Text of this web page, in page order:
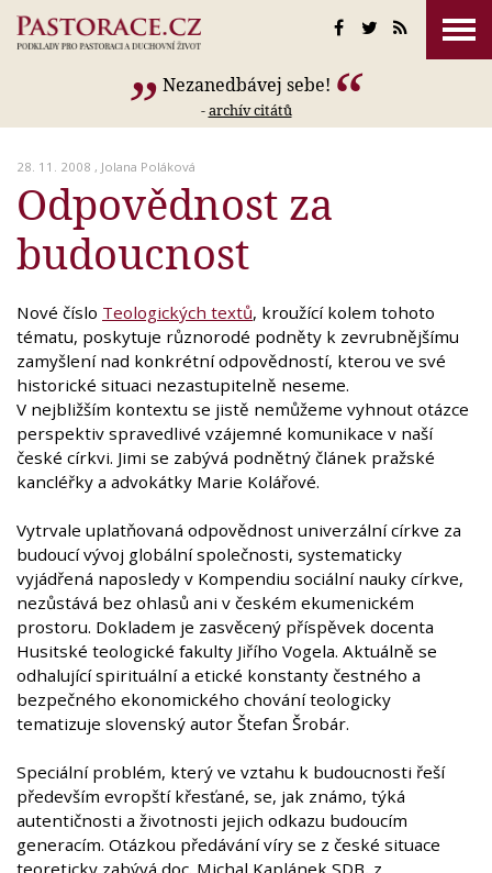
Nezanedbávej sebe!
-archív citátů
28. 11. 2008 , Jolana Poláková
Odpovědnost za
budoucnost
Nové číslo Teologických textů, kroužící kolem tohoto
tématu, poskytuje různorodé podněty k zevrubnějšímu
zamyšlení nad konkrétní odpovědností, kterou ve své
historické situaci nezastupitelně neseme.
V nejbližším kontextu se jistě nemůžeme vyhnout otázce
perspektiv spravedlivé vzájemné komunikace v naší
české církvi. Jimi se zabývá podnětný článek pražské
kancléřky a advokátky Marie Kolářové.
Vytrvale uplatňovaná odpovědnost univerzální církve za
budoucí vývoj globální společnosti, systematicky
vyjádřená naposledy v Kompendiu sociální nauky církve,
nezůstává bez ohlasů ani v českém ekumenickém
prostoru. Dokladem je zasvěcený příspěvek docenta
Husitské teologické fakulty Jiřího Vogela. Aktuálně se
odhalující spirituální a etické konstanty čestného a
bezpečného ekonomického chování teologicky
tematizuje slovenský autor Štefan Šrobár.
Speciální problém, který ve vztahu k budoucnosti řeší
především evropští křesťané, se, jak známo, týká
autentičnosti a životnosti jejich odkazu budoucím
generacím. Otázkou předávání víry se z české situace
teoreticky zabývá doc. Michal Kaplánek SDB, z